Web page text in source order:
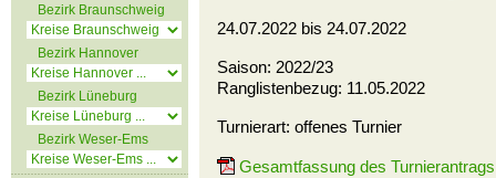
Bezirk Braunschweig
Bezirk Hannover
Bezirk Lüneburg
Bezirk Weser-Ems
24.07.2022 bis 24.07.2022
Saison: 2022/23
Ranglistenbezug: 11.05.2022
Turnierart: offenes Turnier
Gesamtfassung des